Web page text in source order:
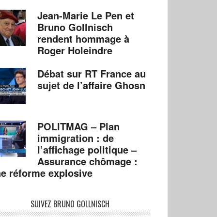
Jean-Marie Le Pen et
Bruno Gollnisch
rendent hommage à
Roger Holeindre
Débat sur RT France au
sujet de l’affaire Ghosn
POLITMAG – Plan
immigration : de
l’affichage politique –
Assurance chômage :
réforme explosive
SUIVEZ BRUNO GOLLNISCH